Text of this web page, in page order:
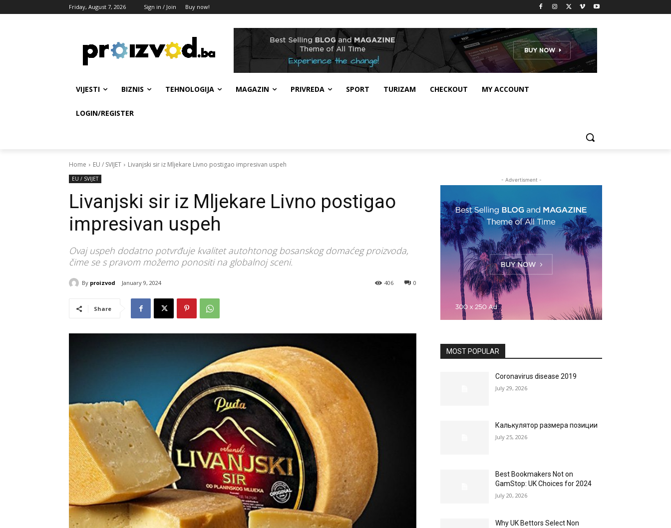
Friday, August 7, 2026 Sign in / Join Buy now!
VIJESTI BIZNIS TEHNOLOGIJA MAGAZIN PRIVREDA SPORT TURIZAM CHECKOUT MY ACCOUNT
LOGIN/REGISTER
Home EU / SVIJET Livanjski sir iz Mljekare Livno postigao impresivan uspeh
EU / SVIJET
Livanjski sir iz Mljekare Livno postigao
impresivan uspeh
Ovaj uspeh dodatno potvrđuje kvalitet autohtonog bosanskog domaćeg proizvoda,
čime se s pravom možemo ponositi na globalnoj sceni.
By proizvod January 9, 2024 0
406
Share
- Advertisment -
MOST POPULAR
Coronavirus disease 2019
July 29, 2026
Калькулятор размера позиции
July 25, 2026
Best Bookmakers Not on
GamStop: UK Choices for 2024
July 20, 2026
Why UK Bettors Select Non